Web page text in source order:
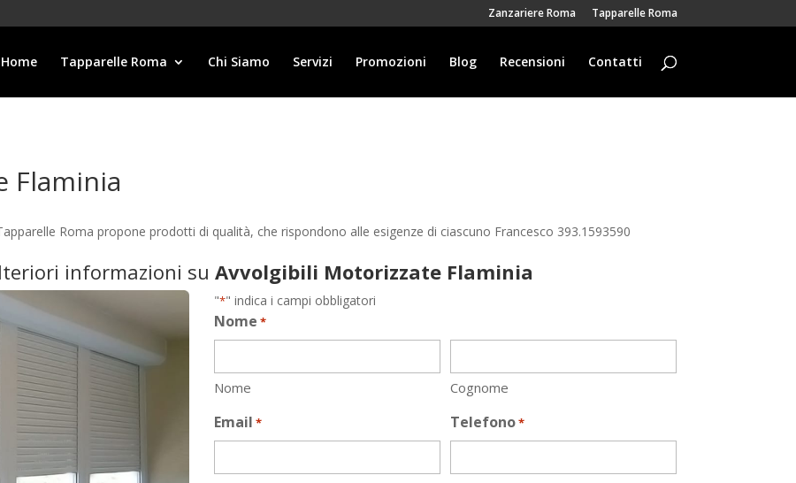
Zanzariere Roma Tapparelle Roma
Home Tapparelle Roma Chi Siamo Servizi Promozioni Blog Recensioni Contatti
Flaminia
Roma propone prodotti di qualità, che rispondono alle esigenze di ciascuno Francesco 393.1593590
informazioni suAvvolgibili Motorizzate Flaminia
"*" indica i campi obbligatori
Nome *
Nome Cognome
Email * Telefono*